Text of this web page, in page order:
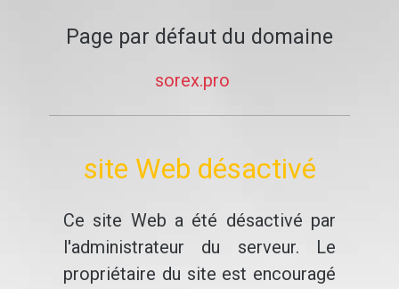
Page par défaut du domaine
sorex.pro
site Web désactivé
Ce site Web a été désactivé par
l'administrateur du serveur. Le
propriétaire du site est encouragé